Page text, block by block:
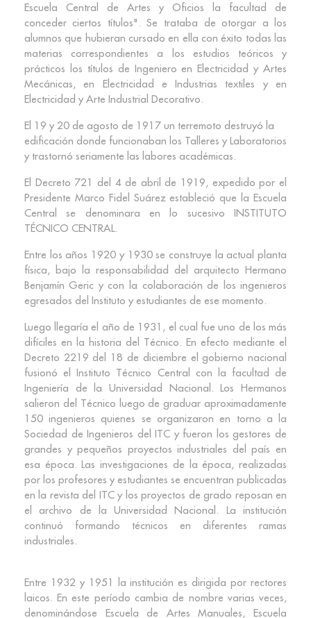
Escuela Central de Artes y Oficios la facultad de
conceder ciertos títulos". Se trataba de otorgar a los
alumnos que hubieran cursado en ella con éxito todas las
materias correspondientes a los estudios teóricos y
prácticos los títulos de Ingeniero en Electricidad y Artes
Mecánicas, en Electricidad e Industrias textiles y en
Electricidad y Arte Industrial Decorativo.
El 19 y 20 de agosto de 1917 un terremoto destruyó la
edificación donde funcionaban los Talleres y Laboratorios
y trastornó seriamente las labores académicas.
El Decreto 721 del 4 de abril de 1919, expedido por el
Presidente Marco Fidel Suárez estableció que la Escuela
Central se denominara en lo sucesivo INSTITUTO
TÉCNICO CENTRAL.
Entre los años 1920 y 1930 se construye la actual planta
física, bajo la responsabilidad del arquitecto Hermano
Benjamín Geric y con la colaboración de los ingenieros
egresados del Instituto y estudiantes de ese momento.
Luego llegaría el año de 1931, el cual fue uno de los más
difíciles en la historia del Técnico. En efecto mediante el
Decreto 2219 del 18 de diciembre el gobierno nacional
fusionó el Instituto Técnico Central con la facultad de
Ingeniería de la Universidad Nacional. Los Hermanos
salieron del Técnico luego de graduar aproximadamente
150 ingenieros quienes se organizaron en torno a la
Sociedad de Ingenieros del ITC y fueron los gestores de
grandes y pequeños proyectos industriales del país en
esa época. Las investigaciones de la época, realizadas
por los profesores y estudiantes se encuentran publicadas
en la revista del ITC y los proyectos de grado reposan en
el archivo de la Universidad Nacional. La institución
continuó formando técnicos en diferentes ramas
industriales.
Entre 1932 y 1951 la institución es dirigida por rectores
laicos. En este período cambia de nombre varias veces,
denominándose Escuela de Artes Manuales, Escuela